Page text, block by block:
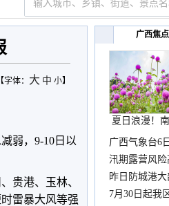
【字体： 大 中 小】
弱，9-10日以
贵港、玉林、
雷暴大风等强
广西焦
夏日浪漫！
秀山
广西气象台6
汛期露营风
暴雨
昨日防城港
秀山
7月30日起我